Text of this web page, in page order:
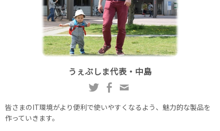
うぇぶしま代表・中島
皆さまのIT環境がより便利で使いやすくなるよう、魅力的な製品を
作っていきます。